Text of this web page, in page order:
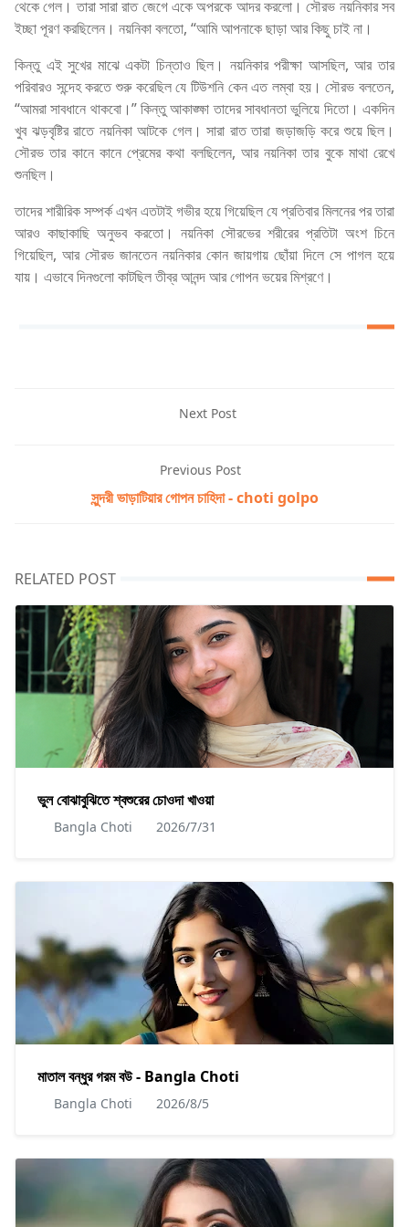
থেকে গেল। তারা সারা রাত জেগে একে অপরকে আদর করলো। সৌরভ নয়নিকার সব
ইচ্ছা পূরণ করছিলেন। নয়নিকা বলতো, “আমি আপনাকে ছাড়া আর কিছু চাই না।
কিন্তু এই সুখের মাঝে একটা চিন্তাও ছিল। নয়নিকার পরীক্ষা আসছিল, আর তার
পরিবারও সন্দেহ করতে শুরু করেছিল যে টিউশনি কেন এত লম্বা হয়। সৌরভ বলতেন,
“আমরা সাবধানে থাকবো।” কিন্তু আকাঙ্ক্ষা তাদের সাবধানতা ভুলিয়ে দিতো। একদিন
খুব ঝড়বৃষ্টির রাতে নয়নিকা আটকে গেল। সারা রাত তারা জড়াজড়ি করে শুয়ে ছিল।
সৌরভ তার কানে কানে প্রেমের কথা বলছিলেন, আর নয়নিকা তার বুকে মাথা রেখে
শুনছিল।
তাদের শারীরিক সম্পর্ক এখন এতটাই গভীর হয়ে গিয়েছিল যে প্রতিবার মিলনের পর তারা
আরও কাছাকাছি অনুভব করতো। নয়নিকা সৌরভের শরীরের প্রতিটা অংশ চিনে
গিয়েছিল, আর সৌরভ জানতেন নয়নিকার কোন জায়গায় ছোঁয়া দিলে সে পাগল হয়ে
যায়। এভাবে দিনগুলো কাটছিল তীব্র আনন্দ আর গোপন ভয়ের মিশ্রণে।
Next Post
Previous Post
সুন্দরী ভাড়াটিয়ার গোপন চাহিদা - choti golpo
RELATED POST
ভুল বোঝাবুঝিতে শ্বশুরের চোওদা খাওয়া
Bangla Choti 2026/7/31
মাতাল বন্ধুর গরম বউ - Bangla Choti
Bangla Choti 2026/8/5